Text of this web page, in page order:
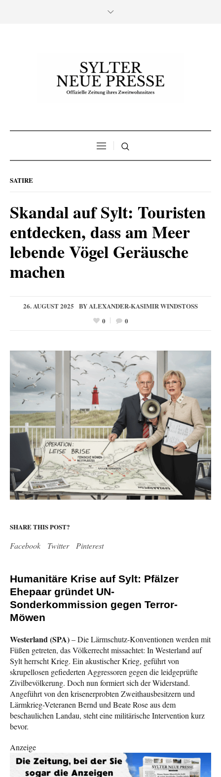
SATIRE
Skandal auf Sylt: Touristen
entdecken, dass am Meer
lebende Vögel Geräusche
machen
26. AUGUST 2025 BYALEXANDER-KASIMIR WINDSTOSS
0
0
SHARE THIS POST?
Facebook Twitter Pinterest
Humanitäre Krise auf Sylt: Pfälzer
Ehepaar gründet UN-
Sonderkommission gegen Terror-
Möwen
Westerland (SPA)– Die Lärmschutz-Konventionen werden mit
Füßen getreten, das Völkerrecht missachtet: In Westerland auf
Sylt herrscht Krieg. Ein akustischer Krieg, geführt von
skrupellosen gefiederten Aggressoren gegen die leidgeprüfte
Zivilbevölkerung. Doch nun formiert sich der Widerstand.
Angeführt von den krisenerprobten Zweithausbesitzern und
Lärmkrieg-Veteranen Bernd und Beate Rose aus dem
beschaulichen Landau, steht eine militärische Intervention kurz
bevor.
Anzeige